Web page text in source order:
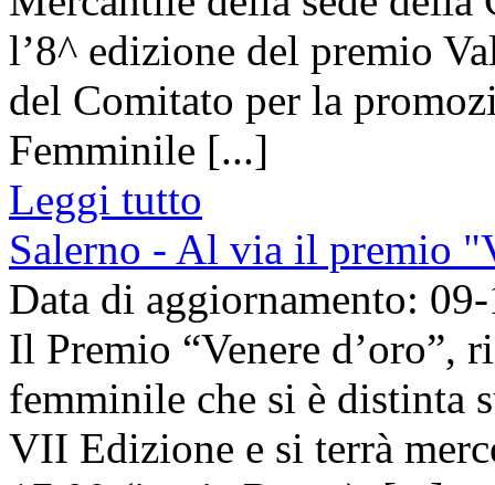
l’8^ edizione del premio
del Comitato per la
Femminile [...]
Leggi tutto
Salerno - Al via il premio
Data di aggiornamento:
Il Premio “Venere d’oro”,
femminile che si è distinta
VII Edizione e si terrà